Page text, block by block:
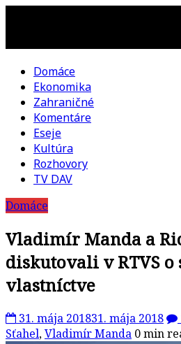
DAV
DVA
kultúrno-
politická
revue
Domáce
Ekonomika
Zahraničné
Komentáre
Eseje
Kultúra
Rozhovory
TV DAV
Domáce
Vladimír Manda a
diskutovali v RTVS o
vlastníctve
31. mája 201831. mája 2018
Sťahel,Vladimír Manda 0 min